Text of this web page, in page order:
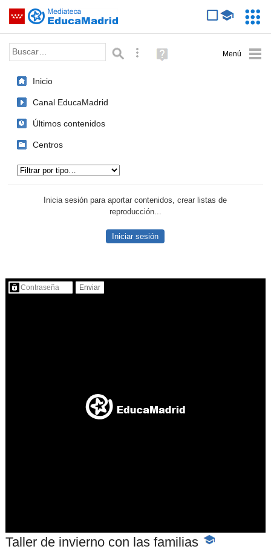
Saltar navegación
Palabra o frase: Búsqueda avanzada
Ayuda
(en
Inicio
Canal EducaMadrid
Últimos contenidos
Centros
Inicia sesión para aportar contenidos, crear listas de
reproducción...
Iniciar sesión
Contenido protegido…
Taller de invierno con las familias -